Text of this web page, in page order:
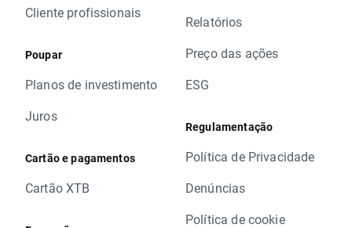
Cliente profissionais
Poupar
Planos de investimento
Juros
Cartão e pagamentos
Cartão XTB
Relatórios
Preço das ações
ESG
Regulamentação
Política de Privacidade
Denúncias
Política de cookie